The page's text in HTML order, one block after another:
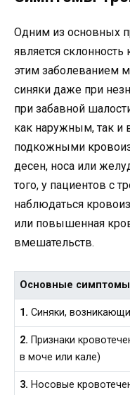
Одним из основных
является
этим заболеванием
синяки даже при
при забавной
как наружным, так и
подкожными
десен, носа или
того, у пациентов с
наблюдаться
или повышенная
вмешательств.
Основные
1. Синяки,
2. Признаки
в моче или кале)
3. Носовые